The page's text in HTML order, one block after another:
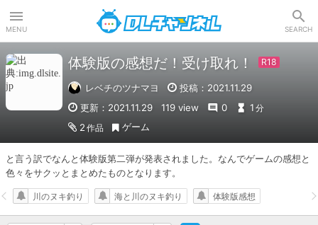
MENU SEARCH
体験版の感想だ！受け取れ！
レベチのツナマヨ
投稿：2021.11.29
更新：2021.11.29
119 view 0 1 分
2 作品 ゲーム
と言う訳でなんと体験版第二弾が発表されました。なんでゲームの感想と
色々をサクッとまとめたものとなります。
川のヌキ釣り 海と川のヌキ釣り 体験版感想